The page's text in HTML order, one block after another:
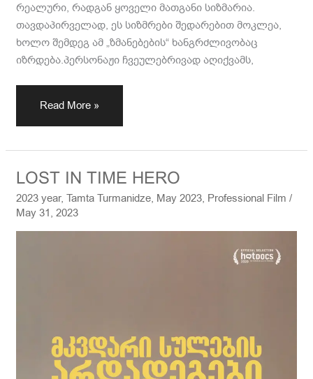
რეალური, რადგან ყოველი მათგანი სიზმარია.
თავდაპირველად, ეს სიზმრები შედარებით მოკლეა,
ხოლო შემდეგ ამ „ზმანებების“ ხანგრძლივობაც
იზრდება.პერსონაჟი ჩვეულებრივად აღიქვამს,
Read More »
LOST IN TIME HERO
2023 year,Tamta Turmanidze, May 2023, Professional Film /
May 31, 2023
LOST
TIME